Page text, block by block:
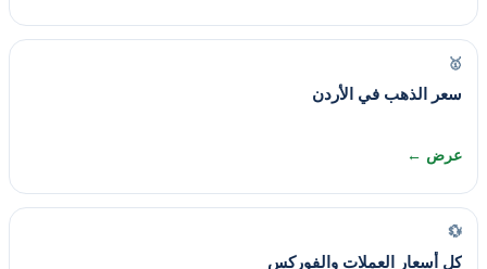
🥇
سعر الذهب في الأردن
عرض ←
💱
كل أسعار العملات والفوركس